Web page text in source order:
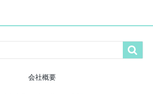

会社概要